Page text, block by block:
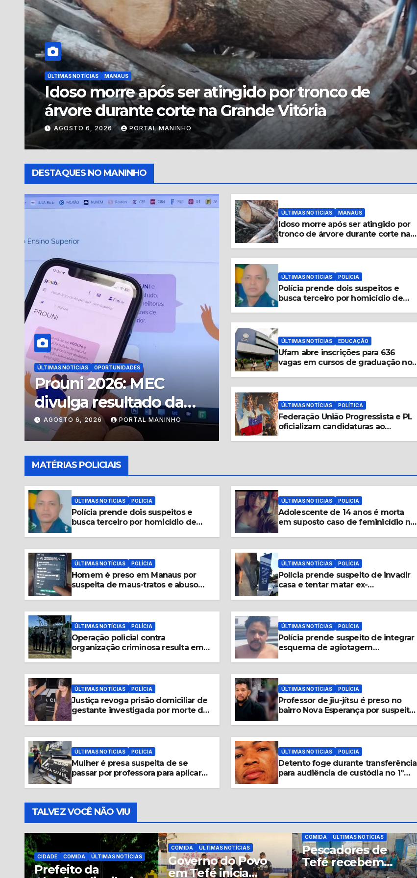
POLÍTICA
”O Amazonas precisa e o Brasil merece”: Em
vídeo, vice de Flávio Bolsonaro declara apoio a
Coronel Rosses
AGOSTO 6, 2026 PORTAL MANINHO
DESTAQUES NO MANINHO
ÚLTIMAS NOTÍCIAS OPORTUNIDADES
Prouni 2026: MEC
divulga resultado da
segunda chamada do
segundo semestre
AGOSTO 6, 2026 PORTAL MANINHO
ÚLTIMAS NOTÍCIAS MANAUS
Idoso morre após ser atingido por
tronco de árvore durante corte na
Grande Vitória
ÚLTIMAS NOTÍCIAS POLÍCIA
Polícia prende dois suspeitos e
busca terceiro por homicídio de
guarda municipal em Tabatinga
ÚLTIMAS NOTÍCIAS EDUCAÇÃO
Ufam abre inscrições para 636
vagas em cursos de graduação no
interior do Amazonas
ÚLTIMAS NOTÍCIAS POLÍTICA
Federação União Progressista e PL
oficializam candidaturas ao
Governo do Amazonas
MATÉRIAS POLICIAIS
ÚLTIMAS NOTÍCIAS POLÍCIA
Polícia prende dois suspeitos e
busca terceiro por homicídio de
ÚLTIMAS NOTÍCIAS POLÍCIA
Adolescente de 14 anos é morta
em suposto caso de feminicídio no
distrito de Caiambé; suspeito é
ÚLTIMAS NOTÍCIAS POLÍCIA
Homem é preso em Manaus por
suspeita de maus-tratos e abuso
ÚLTIMAS NOTÍCIAS POLÍCIA
Polícia prende suspeito de invadir
casa e tentar matar ex-
companheira em Manaus
ÚLTIMAS NOTÍCIAS POLÍCIA
Operação policial contra
organização criminosa resulta em
ÚLTIMAS NOTÍCIAS POLÍCIA
Polícia prende suspeito de integrar
esquema de agiotagem
investigado pelo MP no Amazonas
ÚLTIMAS NOTÍCIAS POLÍCIA
Justiça revoga prisão domiciliar de
gestante investigada por morte de
ÚLTIMAS NOTÍCIAS POLÍCIA
Professor de jiu-jítsu é preso no
bairro Nova Esperança por suspeita
de abuso contra aluna de 14 anos
ÚLTIMAS NOTÍCIAS POLÍCIA
Mulher é presa suspeita de se
passar por professora para aplicar
ÚLTIMAS NOTÍCIAS POLÍCIA
Detento foge durante transferência
para audiência de custódia no 1º
DIP, em Manaus
TALVEZ VOCÊ NÃO VIU
ÚLTIMAS NOTÍCIAS
Governo do Povo
em Tefé inicia
COMIDA
Pescadores de
Tefé recebem
cestas básicas
COMIDA ÚLTIMAS NOTÍCIAS
Em parceria
Exército entrega